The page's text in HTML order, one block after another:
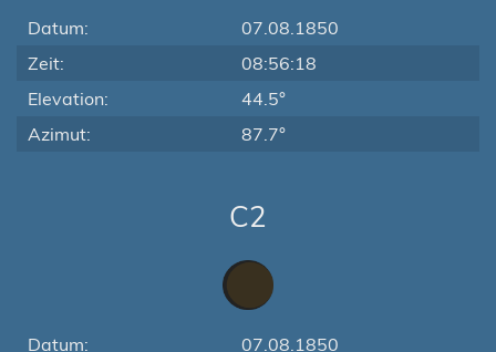
Datum:
07.08.1850
Zeit:
08:56:18
Elevation:
44.5°
Azimut:
87.7°
C2
Datum: 07.08.1850